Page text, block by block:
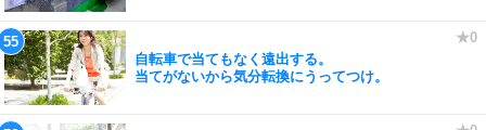
自転車で当てもなく遠出する。
当てがないから気分転換にうってつけ。